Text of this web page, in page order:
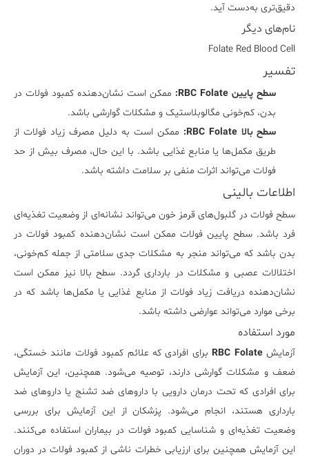
دقیق‌تری به‌دست آید.
نام‌های دیگر
Folate Red Blood Cell
تفسیر
سطح پایین RBC Folate:
ممکن است نشان‌دهنده کمبود فولات در
بدن، کم‌خونی مگالوبلاستیک و مشکلات گوارشی باشد.
سطح بالا RBC Folate:
ممکن است به دلیل مصرف زیاد فولات از
طریق مکمل‌ها یا منابع غذایی باشد. با این حال، مصرف بیش از حد
فولات می‌تواند اثرات منفی بر سلامت داشته باشد.
اطلاعات بالینی
سطح فولات در گلبول‌های قرمز خون می‌تواند نشانه‌ای از وضعیت تغذیه‌ای
فرد باشد. سطح پایین فولات ممکن است نشان‌دهنده کمبود فولات در
بدن باشد که می‌تواند منجر به مشکلات جدی سلامتی از جمله کم‌خونی،
اختلالات عصبی و مشکلات در بارداری گردد. سطح بالا نیز ممکن است
نشان‌دهنده دریافت زیاد فولات از منابع غذایی یا مکمل‌ها باشد که در
برخی موارد می‌تواند عوارضی داشته باشد.
مورد استفاده
آزمایشRBC Folate برای افرادی که علائم کمبود فولات مانند خستگی،
ضعف و مشکلات گوارشی دارند، توصیه می‌شود. همچنین، این آزمایش
برای افرادی که تحت درمان دارویی با داروهای ضد تشنج یا داروهای ضد
بارداری هستند، انجام می‌شود. پزشکان از این آزمایش برای بررسی
وضعیت تغذیه‌ای و شناسایی کمبود فولات در بیماران استفاده می‌کنند.
این آزمایش همچنین برای ارزیابی خطرات ناشی از کمبود فولات در دوران